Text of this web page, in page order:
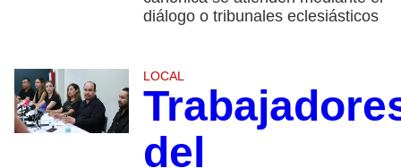
diálogo o tribunales eclesiásticos
LOCAL
del